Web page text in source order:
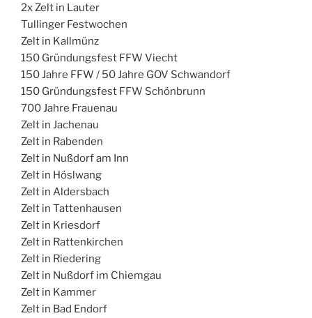
2x Zelt in Lauter
Tullinger Festwochen
Zelt in Kallmünz
150 Gründungsfest FFW Viecht
150 Jahre FFW / 50 Jahre GOV Schwandorf
150 Gründungsfest FFW Schönbrunn
700 Jahre Frauenau
Zelt in Jachenau
Zelt in Rabenden
Zelt in Nußdorf am Inn
Zelt in Höslwang
Zelt in Aldersbach
Zelt in Tattenhausen
Zelt in Kriesdorf
Zelt in Rattenkirchen
Zelt in Riedering
Zelt in Nußdorf im Chiemgau
Zelt in Kammer
Zelt in Bad Endorf